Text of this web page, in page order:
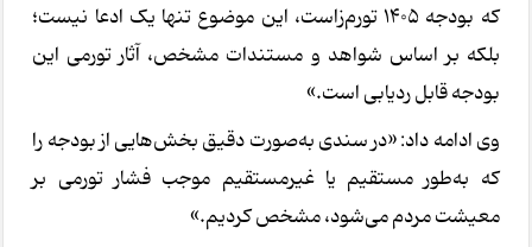
که بودجه 1405 تورم‌زاست، این موضوع تنها یک ادعا نیست؛
بلکه بر اساس شواهد و مستندات مشخص، آثار تورمی این
بودجه قابل ردیابی است.»
وی ادامه داد: «در سندی به‌صورت دقیق بخش‌هایی از بودجه را
که به‌طور مستقیم یا غیرمستقیم موجب فشار تورمی بر
معیشت مردم می‌شود، مشخص کردیم.»